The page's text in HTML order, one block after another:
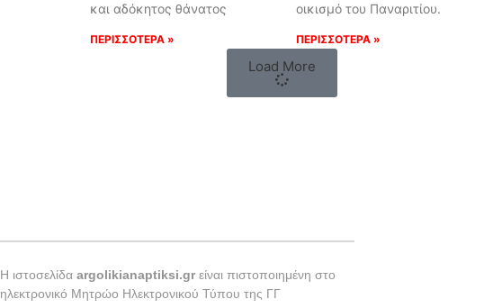
και αδόκητος θάνατος
ΠΕΡΙΣΣΟΤΕΡΑ »
οικισμό του Παναριτίου.
ΠΕΡΙΣΣΟΤΕΡΑ »
Load More
Η ιστοσελίδα argolikianaptiksi.grείναι πιστοποιημένη στο
ηλεκτρονικό Μητρώο Ηλεκτρονικού Τύπου της ΓΓ